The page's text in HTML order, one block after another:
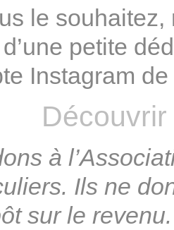
le souhaitez,
petite
Instagram
à
Ils ne
sur le revenu.